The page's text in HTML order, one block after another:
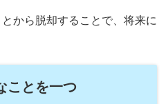
から脱却することで、将来に
ことを一つ